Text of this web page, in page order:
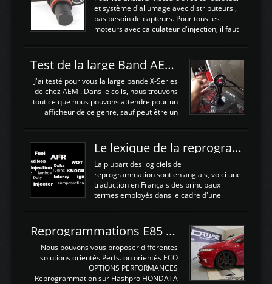
juste procédé à un déglaçage et au
remplacement de la segmentation, ainsi
que la pompe à huile, Joint de culasse HKS,
paire d'arbres a cames HKS est ajoutée
ainsi qu'un turbo GARETT ...
et système d'allumage avec distributeurs ,
pas besoin de capteurs. Pour tous les
moteurs avec calculateur d'injection, il faut
vilbrequin, Papillon, pedale.Les capteurs de
température; Eau, huile, échappement, air
d'admissionDébimetre (air)Les capteurs de
pression; suralimentation, essence, huile,
Capteurs de vitesse (boite ou roues) Les
Capteurs de position. Les capteurs de
électronique. C'est avec ces ...
Test de la large Band AEM X-Series 30-0300
J'ai testé pour vous la large bande X-Series
de chez AEM . Dans le colis, nous trouvons
tout ce que nous pouvons attendre pour un
afficheur de ce genre, sauf peut être un
https://www.youtube.com/embed/KAVwZKm-
JiU Au Déballage nous trouvons , l'afficheur
très fin et très léger , le faisceau de câbles
pour alimenter la sonde , le cable pour la
sonde AFR et bien sur la sonde. Elle est
d'utilisation très simple , 2 boutons en
fonctions ...
Le lexique de la reprogrammation Moteur
La plupart des logiciels de
reprogrammation sont en anglais, voici une
traduction en Français des principaux
termes employés dans le cadre d'une
N'hésitez pas à commenter si un terme
vous semble mal traduit ou manquant, au
plaisir de lire votre retour sur cet article
NOMTERME
COMPLETTRADUCTIONVALEURS
ATTENDUESIATIntake air
Reprogrammations E85 et SP98 pour Civic Type R FN2
Nous pouvons vous proposer différentes
solutions orientés Perfs. ou orientés ECO
OPTIONS PERFORMANCES
Reprogrammation sur Flashpro HONDATA